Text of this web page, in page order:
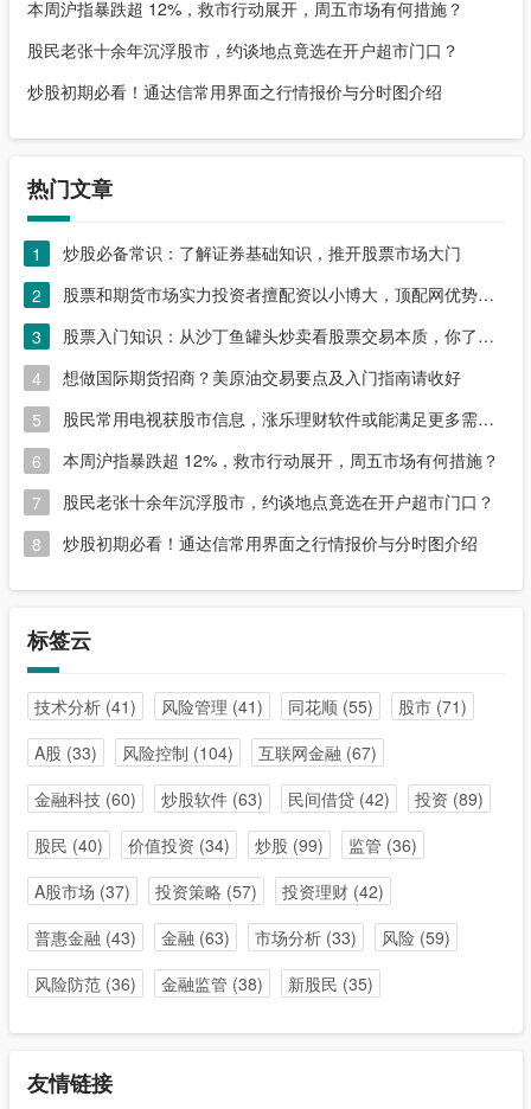
本周沪指暴跌超 12%，救市行动展开，周五市场有何措施？
股民老张十余年沉浮股市，约谈地点竟选在开户超市门口？
炒股初期必看！通达信常用界面之行情报价与分时图介绍
热门文章
1
炒股必备常识：了解证券基础知识，推开股票市场大门
2
股票和期货市场实力投资者擅配资以小博大，顶配网优势尽显
3
股票入门知识：从沙丁鱼罐头炒卖看股票交易本质，你了解吗？
4
想做国际期货招商？美原油交易要点及入门指南请收好
5
股民常用电视获股市信息，涨乐理财软件或能满足更多需求？
6
本周沪指暴跌超 12%，救市行动展开，周五市场有何措施？
7
股民老张十余年沉浮股市，约谈地点竟选在开户超市门口？
8
炒股初期必看！通达信常用界面之行情报价与分时图介绍
标签云
技术分析(41) 风险管理 (41) 同花顺(55) 股市(71)
A股 (33) 风险控制 (104) 互联网金融 (67)
金融科技(60) 炒股软件(63) 民间借贷(42) 投资 (89)
股民 (40) 价值投资 (34) 炒股 (99) 监管 (36)
A股市场 (37) 投资策略 (57) 投资理财(42)
普惠金融 (43) 金融 (63) 市场分析(33) 风险(59)
风险防范(36) 金融监管 (38) 新股民 (35)
友情链接